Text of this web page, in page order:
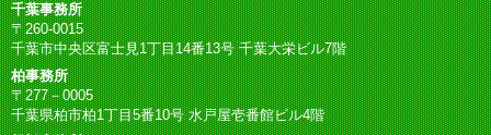
千葉事務所
〒260-0015
千葉市中央区富士見1丁目14番13号 千葉大栄ビル7階
柏事務所
〒277－0005
千葉県柏市柏1丁目5番10号 水戸屋壱番館ビル4階